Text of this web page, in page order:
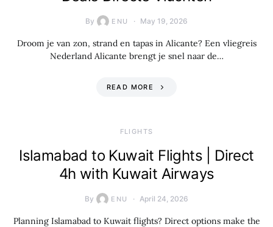
By ENU May 19, 2026
Droom je van zon, strand en tapas in Alicante? Een vliegreis
Nederland Alicante brengt je snel naar de…
READ MORE
​FLIGHTS
Islamabad to Kuwait Flights | Direct
4h with Kuwait Airways
By ENU April 24, 2026
Planning Islamabad to Kuwait flights? Direct options make the